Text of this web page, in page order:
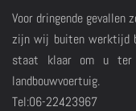
Voor dringende gevallen
zijn wij buiten werktijd
staat klaar om u
landbouwvoertuig.
Tel:06-22423967